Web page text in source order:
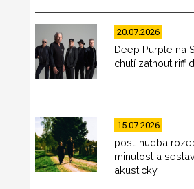
20.07.2026
Deep Purple na
chutí zatnout riff
15.07.2026
post-hudba
minulost a
akusticky